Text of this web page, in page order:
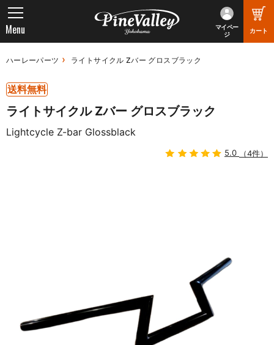
マイペー
ジ
カート
Menu
ハーレーパーツ ライトサイクル Zバー グロスブラック
送料無料
ライトサイクル Zバー グロスブラック
Lightcycle Z-bar Glossblack
5.0 （4件）